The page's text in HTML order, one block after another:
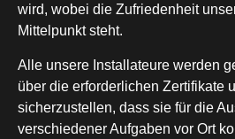
wird, wobei die Zufriedenheit
Mittelpunkt steht.
Alle unsere Installateure werden
über die erforderlichen Zertifikate
sicherzustellen, dass sie für die
verschiedener Aufgaben vor Ort